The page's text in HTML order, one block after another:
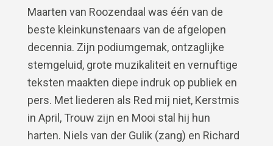
Maarten van Roozendaal was één van de
beste kleinkunstenaars van de afgelopen
decennia. Zijn podiumgemak, ontzaglijke
stemgeluid, grote muzikaliteit en vernuftige
teksten maakten diepe indruk op publiek en
pers. Met liederen als Red mij niet, Kerstmis
in April, Trouw zijn en Mooi stal hij hun
harten. Niels van der Gulik (zang) en Richard